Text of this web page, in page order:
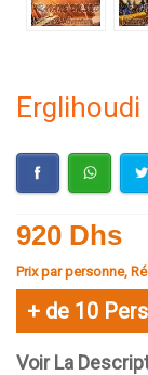
920 Dhs
Prix par personne,
+ de 10
Voir La